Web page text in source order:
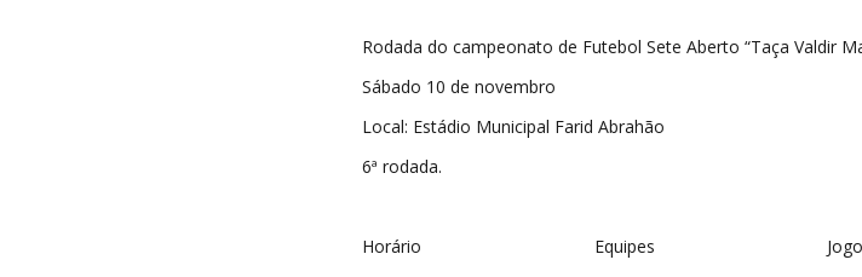
Rodada do campeonato de Futebol Sete Aberto “Taça Valdir
Sábado 10 de novembro
Local: Estádio Municipal Farid Abrahão
6ª rodada.
Horário Equipes Jogo